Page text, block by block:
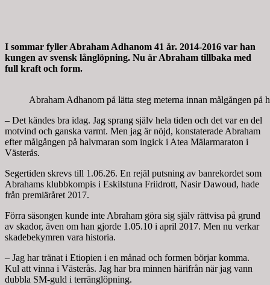
I sommar fyller Abraham Adhanom 41 år. 2014-2016 var han
kungen av svensk långlöpning. Nu är Abraham tillbaka med
full kraft och form.
Abraham Adhanom på lätta steg meterna innan målgången
– Det kändes bra idag. Jag sprang själv hela tiden och det var en del
motvind och ganska varmt. Men jag är nöjd, konstaterade Abraham
efter målgången på halvmaran som ingick i Atea Mälarmaraton i
Västerås.
Segertiden skrevs till 1.06.26. En rejäl putsning av banrekordet som
Abrahams klubbkompis i Eskilstuna Friidrott, Nasir Dawoud, hade
från premiäråret 2017.
Förra säsongen kunde inte Abraham göra sig själv rättvisa på grund
av skador, även om han gjorde 1.05.10 i april 2017. Men nu verkar
skadebekymren vara historia.
– Jag har tränat i Etiopien i en månad och formen börjar komma.
Kul att vinna i Västerås. Jag har bra minnen härifrån när jag vann
dubbla SM-guld i terränglöpning.